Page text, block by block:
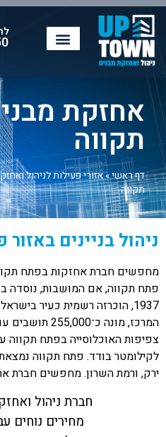
אחזקת
תקווה
דף ראשי»אזורי פעילות לניהול
תקווה
ניהול בניינים
מחפשים חברת אחזקות בפתח
1937, הוכרזה רשמית כעיר
לקילומטר בודד. פתח תקווה
ירק, ורמת השרון. מחפשים חברת
חברת ניהול
מחירים נוחים